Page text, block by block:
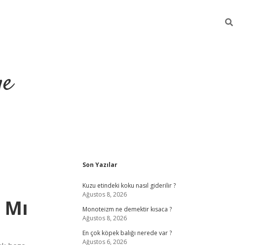
Sidebar
Son Yazılar
Kuzu etindeki koku nasıl giderilir ?
Ağustos 8, 2026
Monoteizm ne demektir kısaca ?
Ağustos 8, 2026
En çok köpek balığı nerede var ?
Ağustos 6, 2026